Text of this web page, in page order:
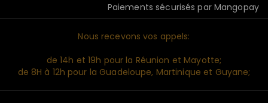
Paiements sécurisés par Mangopay
Nous recevons vos appels:
de 14h et 19h pour la Réunion et Mayotte;
de 8H à 12h pour la Guadeloupe, Martinique et Guyane;